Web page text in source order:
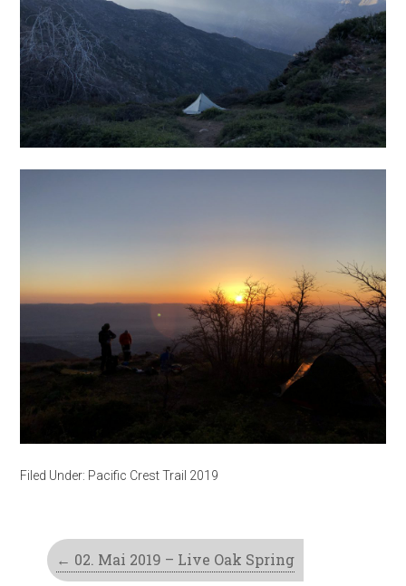
Filed Under: Pacific Crest Trail 2019
← 02. Mai 2019 – Live Oak Spring